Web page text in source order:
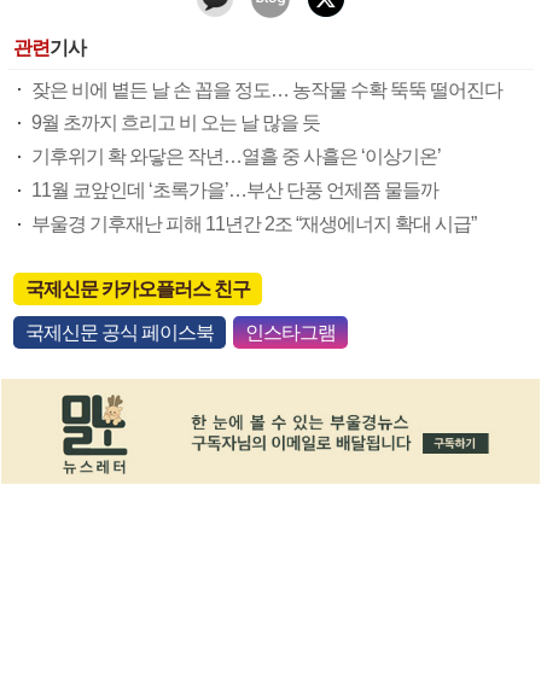
관련기사
잦은 비에 볕든 날 손 꼽을 정도… 농작물 수확 뚝뚝 떨어진다
9월 초까지 흐리고 비 오는 날 많을 듯
기후위기 확 와닿은 작년…열흘 중 사흘은 ‘이상기온’
11월 코앞인데 ‘초록가을’…부산 단풍 언제쯤 물들까
부울경 기후재난 피해 11년간 2조 “재생에너지 확대 시급”
국제신문 카카오플러스 친구
국제신문 공식 페이스북 인스타그램